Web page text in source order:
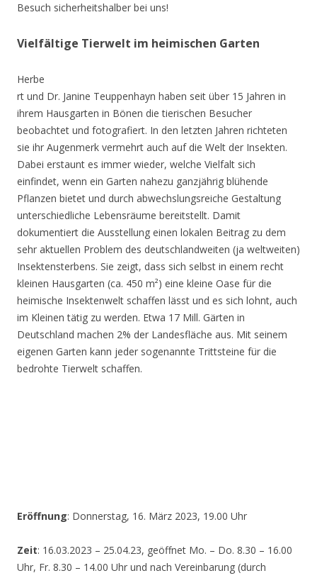
Besuch sicherheitshalber bei uns!
Vielfältige Tierwelt im heimischen Garten
Herbe
rt und Dr. Janine Teuppenhayn haben seit über 15 Jahren in
ihrem Hausgarten in Bönen die tierischen Besucher
beobachtet und fotografiert. In den letzten Jahren richteten
sie ihr Augenmerk vermehrt auch auf die Welt der Insekten.
Dabei erstaunt es immer wieder, welche Vielfalt sich
einfindet, wenn ein Garten nahezu ganzjährig blühende
Pflanzen bietet und durch abwechslungsreiche Gestaltung
unterschiedliche Lebensräume bereitstellt. Damit
dokumentiert die Ausstellung einen lokalen Beitrag zu dem
sehr aktuellen Problem des deutschlandweiten (ja weltweiten)
Insektensterbens. Sie zeigt, dass sich selbst in einem recht
kleinen Hausgarten (ca. 450 m²) eine kleine Oase für die
heimische Insektenwelt schaffen lässt und es sich lohnt, auch
im Kleinen tätig zu werden. Etwa 17 Mill. Gärten in
Deutschland machen 2% der Landesfläche aus. Mit seinem
eigenen Garten kann jeder sogenannte Trittsteine für die
bedrohte Tierwelt schaffen.
Eröffnung: Donnerstag, 16. März 2023, 19.00 Uhr
Zeit: 16.03.2023 – 25.04.23, geöffnet Mo. – Do. 8.30 – 16.00
Uhr, Fr. 8.30 – 14.00 Uhr und nach Vereinbarung (durch